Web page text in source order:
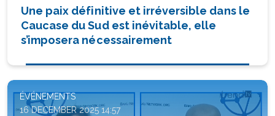
Une paix définitive et irréversible dans le
Caucase du Sud est inévitable, elle
s’imposera nécessairement
ÉVÉNEMENTS
16 DECEMBER 2025 14:57